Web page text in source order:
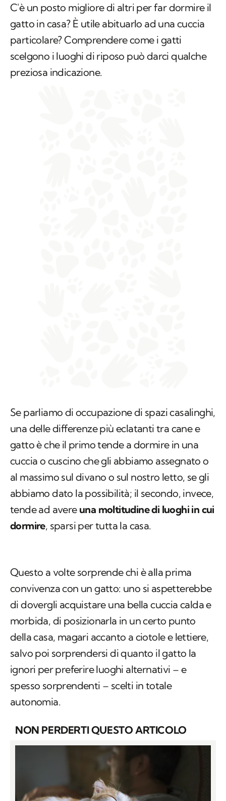
C'è un posto migliore di altri per far dormire il
gatto in casa? È utile abituarlo ad una cuccia
particolare? Comprendere come i gatti
scelgono i luoghi di riposo può darci qualche
preziosa indicazione.
Se parliamo di occupazione di spazi casalinghi,
una delle differenze più eclatanti tra cane e
gatto è che il primo tende a dormire in una
cuccia o cuscino che gli abbiamo assegnato o
al massimo sul divano o sul nostro letto, se gli
abbiamo dato la possibilità; il secondo, invece,
tende ad avere una moltitudine di luoghi in cui
dormire, sparsi per tutta la casa.
Questo a volte sorprende chi è alla prima
convivenza con un gatto: uno si aspetterebbe
di dovergli acquistare una bella cuccia calda e
morbida, di posizionarla in un certo punto
della casa, magari accanto a ciotole e lettiere,
salvo poi sorprendersi di quanto il gatto la
ignori per preferire luoghi alternativi – e
spesso sorprendenti – scelti in totale
autonomia.
NON PERDERTI QUESTO ARTICOLO